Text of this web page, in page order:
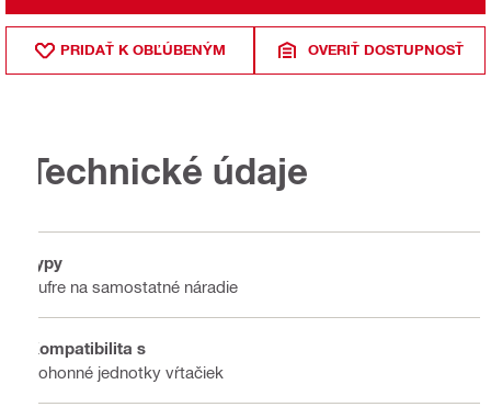
PRIDAŤ K OBĽÚBENÝM OVERIŤ DOSTUPNOSŤ
Technické údaje
Typy
Kufre na samostatné náradie
Kompatibilita s
Pohonné jednotky vŕtačiek